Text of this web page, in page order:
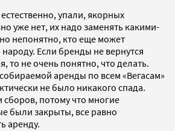
упали, якорных
уже нет, их надо заменять какими-
непонятно, кто еще может
Если бренды не вернутся
то не очень понятно, что делать.
аренды по всем «Вегасам»
не было никакого спада.
потому что многие
были закрыты, все равно
аренду.